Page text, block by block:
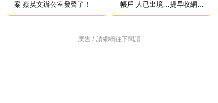
案 蔡英文辦公室發聲了！
帳戶 人已出境…提早收網原
因曝
廣告 / 請繼續往下閱讀